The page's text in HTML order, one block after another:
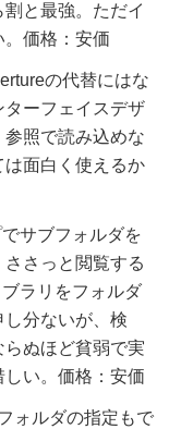
と最強。ただイ
。価格：安価
の代替にはな
ターフェイスデザ
照で読み込めな
面白く使えるか
サブフォルダを
さっと閲覧する
ラリをフォルダ
分ないが、検
ぬほど貧弱で実
い。価格：安価
ォルダの指定もで